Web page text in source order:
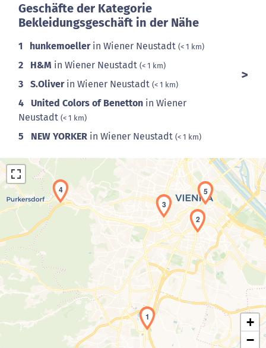
Geschäfte der Kategorie
Bekleidungsgeschäft in der Nähe
1 hunkemoellerin Wiener Neustadt (< 1 km)
2 H&M in Wiener Neustadt (< 1 km)
3 S.Oliverin Wiener Neustadt (< 1 km)
4 United Colors of Benetton in Wiener
Neustadt (< 1 km)
5 NEW YORKER in Wiener Neustadt (< 1 km)
Laden der Karte...
1
2
3
4 5
+
−